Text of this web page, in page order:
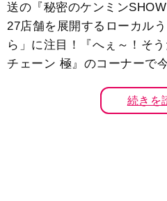
送の『秘密のケンミン
27店舗を展開するローカル
ら」に注目！『へぇ～！そ
チェーン 極』のコーナーで
続きを